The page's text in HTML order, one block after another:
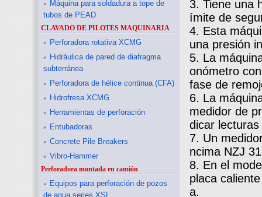
Máquina para soldadura a tope de
tubos de PEAD
CLAVADO DE PILOTES MAQUINARIA
Perforadora rotativa XCMG
Hidráulica de pared de diafragma
subterránea
Perforadora de hélice continua (CFA)
Hidrofresa XCMG
Herramientas de perforación
Entubadoras
Concrete Pile Breakers
Vibro-Hammer
Perforadora montada en camión
Equipos para perforación de pozos
de agua series XSL
3. Tiene una
ímite de
4. Esta
una presión
5. La
onómetro
fase de
6. La
medidor de
dicar
7. Un
ncima NZJ
8. En el
placa
a.